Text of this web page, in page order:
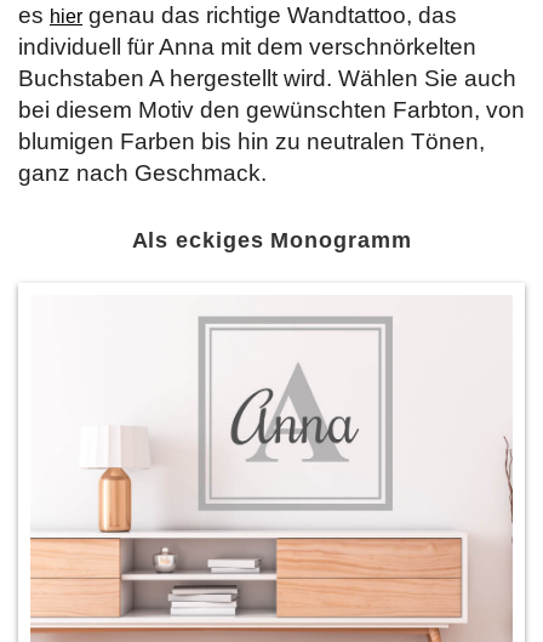
es hier genau das richtige Wandtattoo, das
individuell für Anna mit dem verschnörkelten
Buchstaben A hergestellt wird. Wählen Sie auch
bei diesem Motiv den gewünschten Farbton, von
blumigen Farben bis hin zu neutralen Tönen,
ganz nach Geschmack.
Als eckiges Monogramm